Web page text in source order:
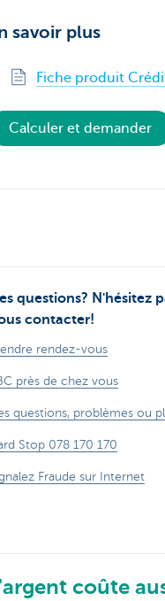
savoir plus
Fiche produit
Calculer et demander
questions? N'hésitez
contacter!
rendez-vous
près de chez vous
questions, problèmes ou
Stop 078 170 170
Fraude sur Internet
coûte